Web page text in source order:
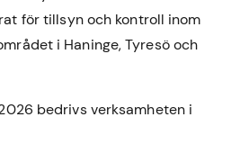
för tillsyn och kontroll inom
i Haninge,Tyresöoch
bedrivs verksamheten i